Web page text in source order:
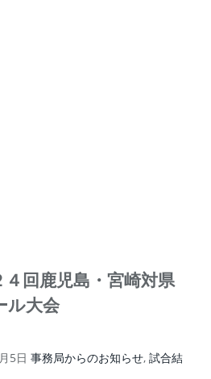
４回鹿児島・宮崎対県
ル大会
5日 事務局からのお知らせ, 試合結